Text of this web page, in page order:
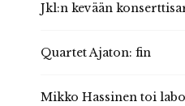
Jkl:n kevään
Quartet Ajaton: fin
Mikko Hassinen toi